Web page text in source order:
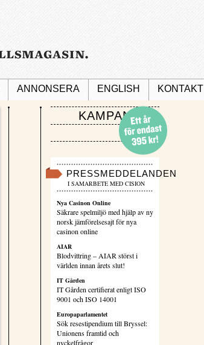
ANNONSERA ENGLISH KONTAKT
KAMPANJ
PRESSMEDDELANDEN
I SAMARBETE MED CISION
Nya Casinon Online
Säkrare spelmiljö med hjälp av ny
norsk jämförelsesajt för nya
casinon online
AIAR
Blodvittring – AIAR störst i
världen innan årets slut!
IT Gården
IT Gården certifierat enligt ISO
9001 och ISO 14001
Europaparlamentet
Sök resestipendium till Bryssel:
Unionens framtid och
nyckelfrågor